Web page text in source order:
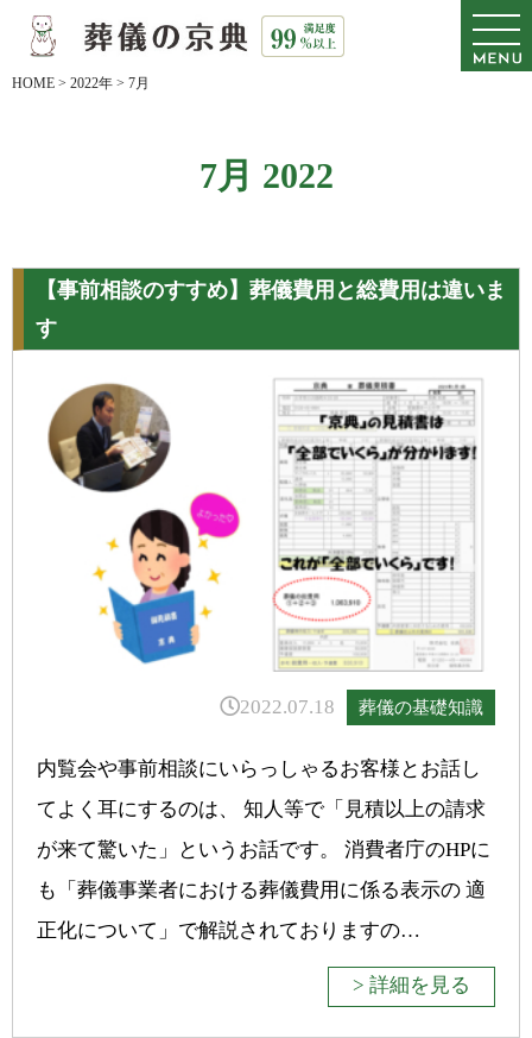
HOME > 2022年 > 7月
7月 2022
【事前相談のすすめ】葬儀費用と総費用は違いま
す
2022.07.18 葬儀の基礎知識
内覧会や事前相談にいらっしゃるお客様とお話し
てよく耳にするのは、 知人等で「見積以上の請求
が来て驚いた」というお話です。 消費者庁のHPに
も「葬儀事業者における葬儀費用に係る表示の 適
正化について」で解説されておりますの…
> 詳細を見る